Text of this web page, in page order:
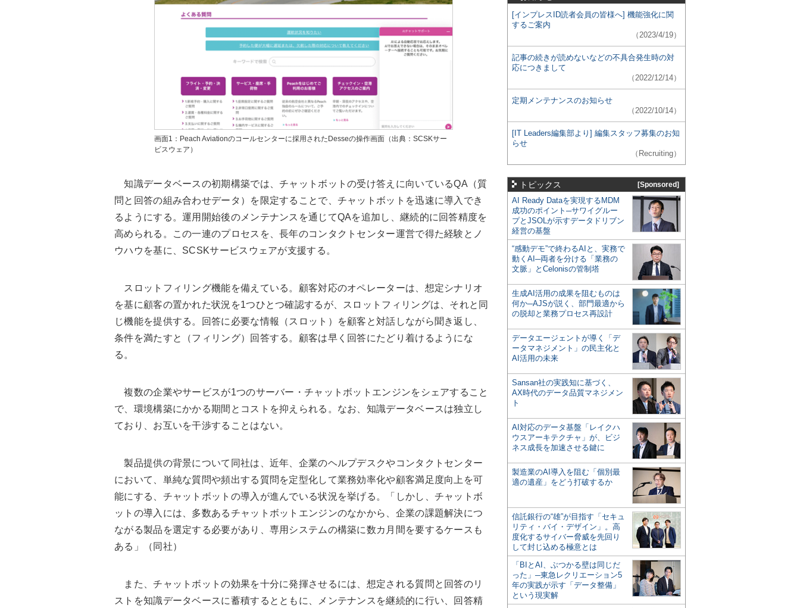
画面1：Peach Aviationのコールセンターに採用されたDesseの操作画面（出典：SCSKサー
ビスウェア）
知識データベースの初期構築では、チャットボットの受け答えに向いているQA（質
問と回答の組み合わせデータ）を限定することで、チャットボットを迅速に導入でき
るようにする。運用開始後のメンテナンスを通じてQAを追加し、継続的に回答精度を
高められる。この一連のプロセスを、長年のコンタクトセンター運営で得た経験とノ
ウハウを基に、SCSKサービスウェアが支援する。
スロットフィリング機能を備えている。顧客対応のオペレーターは、想定シナリオ
を基に顧客の置かれた状況を1つひとつ確認するが、スロットフィリングは、それと同
じ機能を提供する。回答に必要な情報（スロット）を顧客と対話しながら聞き返し、
条件を満たすと（フィリング）回答する。顧客は早く回答にたどり着けるようにな
る。
複数の企業やサービスが1つのサーバー・チャットボットエンジンをシェアすること
で、環境構築にかかる期間とコストを抑えられる。なお、知識データベースは独立し
ており、お互いを干渉することはない。
製品提供の背景について同社は、近年、企業のヘルプデスクやコンタクトセンター
において、単純な質問や頻出する質問を定型化して業務効率化や顧客満足度向上を可
能にする、チャットボットの導入が進んでいる状況を挙げる。「しかし、チャットボ
ットの導入には、多数あるチャットボットエンジンのなかから、企業の課題解決につ
ながる製品を選定する必要があり、専用システムの構築に数カ月間を要するケースも
ある」（同社）
また、チャットボットの効果を十分に発揮させるには、想定される質問と回答のリ
ストを知識データベースに蓄積するとともに、メンテナンスを継続的に行い、回答精
[インプレスID読者会員の皆様へ] 機能強化に関
するご案内
（2023/4/19）
記事の続きが読めないなどの不具合発生時の対
応につきまして
（2022/12/14）
定期メンテナンスのお知らせ
（2022/10/14）
[IT Leaders編集部より] 編集スタッフ募集のお知
らせ
（Recruiting）
トピックス [Sponsored]
AI Ready Dataを実現するMDM
成功のポイント─サワイグルー
プとJSOLが示すデータドリブン
経営の基盤
“感動デモ”で終わるAIと、実務で
動くAI─両者を分ける「業務の
文脈」とCelonisの管制塔
生成AI活用の成果を阻むものは
何か─AJSが説く、部門最適から
の脱却と業務プロセス再設計
データエージェントが導く「デ
ータマネジメント」の民主化と
AI活用の未来
Sansan社の実践知に基づく、
AX時代のデータ品質マネジメン
ト
AI対応のデータ基盤「レイクハ
ウスアーキテクチャ」が、ビジ
ネス成長を加速させる鍵に
製造業のAI導入を阻む「個別最
適の遺産」をどう打破するか
信託銀行の“雄”が目指す「セキュ
リティ・バイ・デザイン」。高
度化するサイバー脅威を先回り
して封じ込める極意とは
「BIとAI、ぶつかる壁は同じだ
った」─東急レクリエーション5
年の実践が示す「データ整備」
という現実解